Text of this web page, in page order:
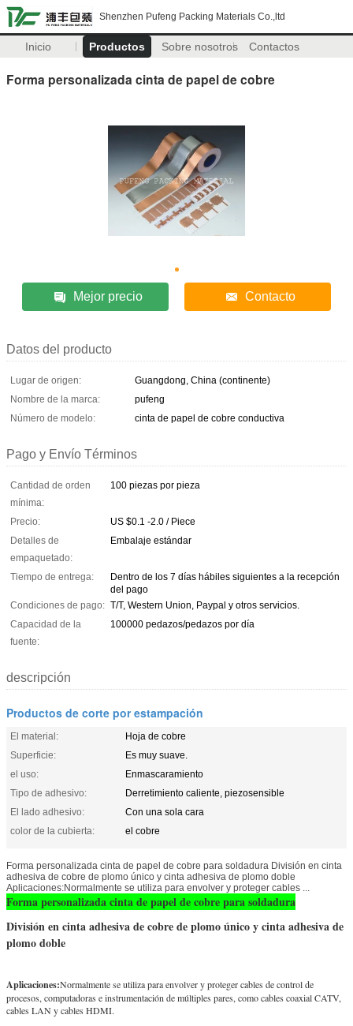
Shenzhen Pufeng Packing Materials Co.,ltd
Inicio Productos Sobre nosotros Contactos
Forma personalizada cinta de papel de cobre
Mejor precio Contacto
Datos del producto
Lugar de origen:
Guangdong, China (continente)
Nombre de la marca:
pufeng
Número de modelo:
cinta de papel de cobre conductiva
Pago y Envío Términos
Cantidad de orden
mínima:
100 piezas por pieza
Precio:
US $0.1 -2.0 / Piece
Detalles de
empaquetado:
Embalaje estándar
Tiempo de entrega:
Dentro de los 7 días hábiles siguientes a la recepción
del pago
Condiciones de pago: T/T, Western Union, Paypal y otros servicios.
Capacidad de la
fuente:
100000 pedazos/pedazos por día
descripción
Productos de corte por estampación
El material:
Hoja de cobre
Superficie:
Es muy suave.
el uso:
Enmascaramiento
Tipo de adhesivo:
Derretimiento caliente, piezosensible
El lado adhesivo:
Con una sola cara
color de la cubierta:
el cobre
Forma personalizada cinta de papel de cobre para soldadura División en cinta
adhesiva de cobre de plomo único y cinta adhesiva de plomo doble
Aplicaciones:Normalmente se utiliza para envolver y proteger cables ...
Forma personalizada cinta de papel de cobre para soldadura
División en cinta adhesiva de cobre de plomo único y cinta adhesiva de
plomo doble
Aplicaciones:Normalmente se utiliza para envolver y proteger cables de control de
procesos, computadoras e instrumentación de múltiples pares, como cables coaxial CATV,
cables LAN y cables HDMI.